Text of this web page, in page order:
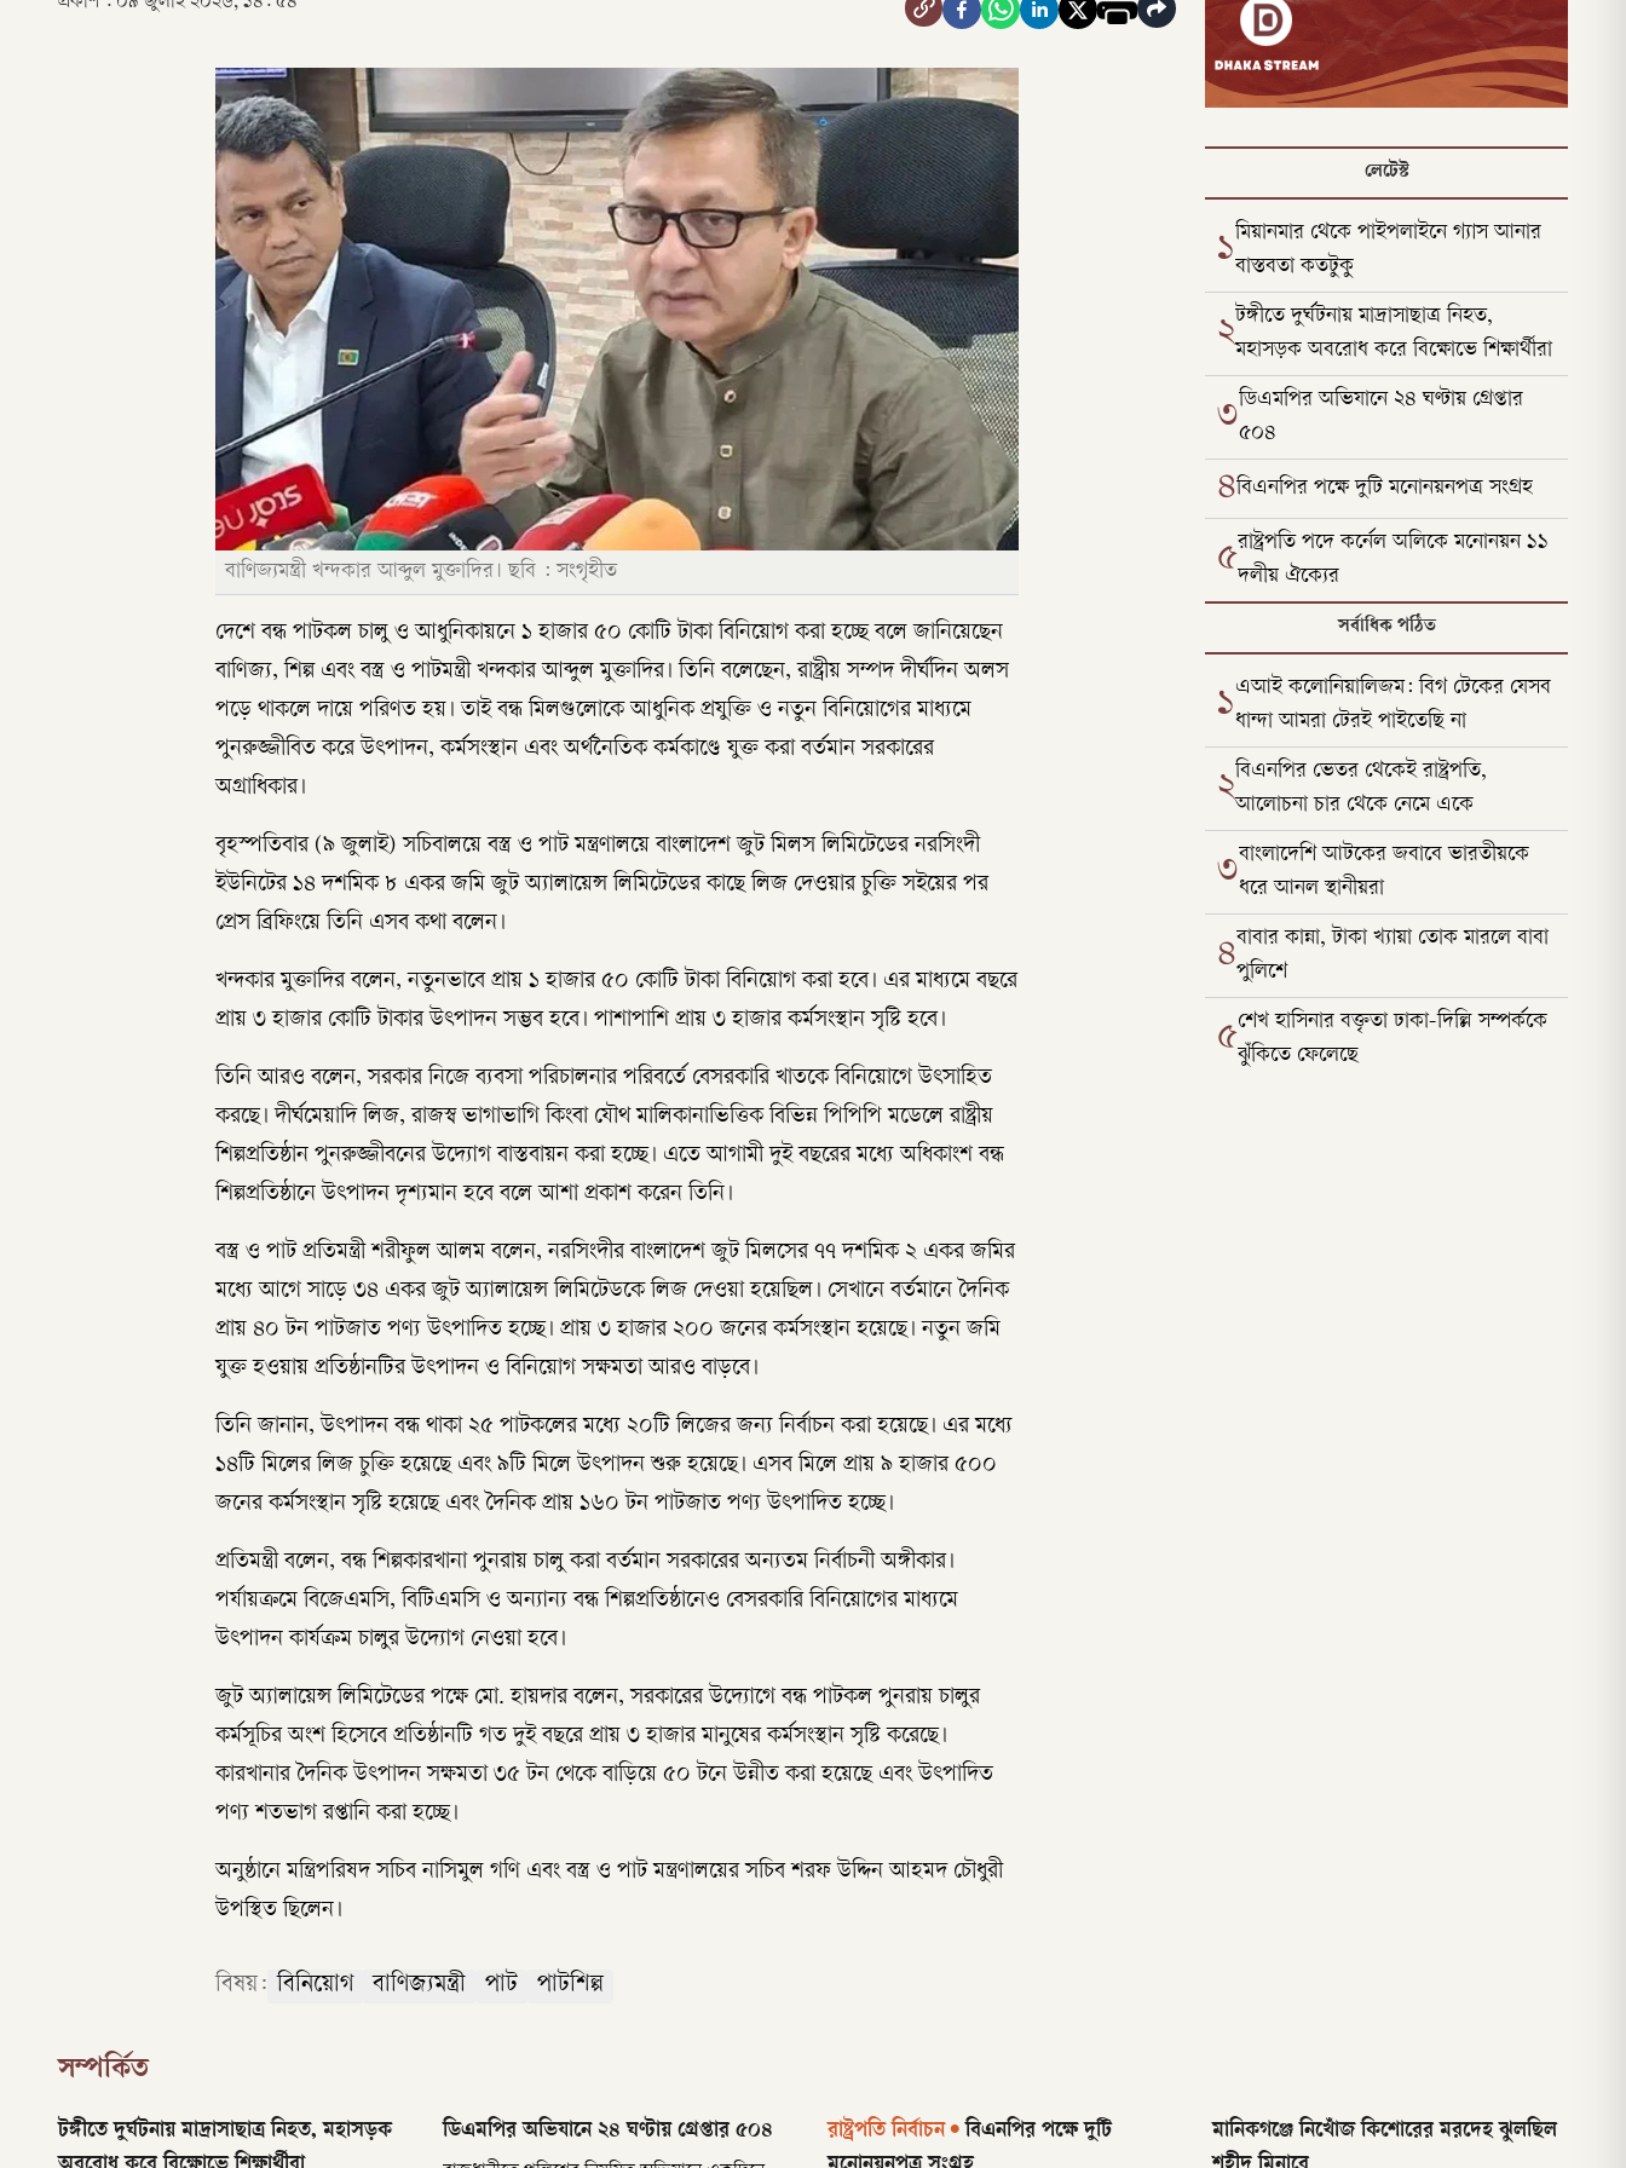
বাণিজ্যমন্ত্রী খন্দকার আব্দুল মুক্তাদির। ছবি : সংগৃহীত
দেশে বন্ধ পাটকল চালু ও আধুনিকায়নে ১ হাজার ৫০ কোটি টাকা বিনিয়োগ করা হচ্ছে বলে জানিয়েছেন
বাণিজ্য, শিল্প এবং বস্ত্র ও পাটমন্ত্রী খন্দকার আব্দুল মুক্তাদির। তিনি বলেছেন, রাষ্ট্রীয় সম্পদ দীর্ঘদিন অলস
পড়ে থাকলে দায়ে পরিণত হয়। তাই বন্ধ মিলগুলোকে আধুনিক প্রযুক্তি ও নতুন বিনিয়োগের মাধ্যমে
পুনরুজ্জীবিত করে উৎপাদন, কর্মসংস্থান এবং অর্থনৈতিক কর্মকাণ্ডে যুক্ত করা বর্তমান সরকারের
অগ্রাধিকার।
বৃহস্পতিবার (৯ জুলাই) সচিবালয়ে বস্ত্র ও পাট মন্ত্রণালয়ে বাংলাদেশ জুট মিলস লিমিটেডের নরসিংদী
ইউনিটের ১৪ দশমিক ৮ একর জমি জুট অ্যালায়েন্স লিমিটেডের কাছে লিজ দেওয়ার চুক্তি সইয়ের পর
প্রেস ব্রিফিংয়ে তিনি এসব কথা বলেন।
খন্দকার মুক্তাদির বলেন, নতুনভাবে প্রায় ১ হাজার ৫০ কোটি টাকা বিনিয়োগ করা হবে। এর মাধ্যমে বছরে
প্রায় ৩ হাজার কোটি টাকার উৎপাদন সম্ভব হবে। পাশাপাশি প্রায় ৩ হাজার কর্মসংস্থান সৃষ্টি হবে।
তিনি আরও বলেন, সরকার নিজে ব্যবসা পরিচালনার পরিবর্তে বেসরকারি খাতকে বিনিয়োগে উৎসাহিত
করছে। দীর্ঘমেয়াদি লিজ, রাজস্ব ভাগাভাগি কিংবা যৌথ মালিকানাভিত্তিক বিভিন্ন পিপিপি মডেলে রাষ্ট্রীয়
শিল্পপ্রতিষ্ঠান পুনরুজ্জীবনের উদ্যোগ বাস্তবায়ন করা হচ্ছে। এতে আগামী দুই বছরের মধ্যে অধিকাংশ বন্ধ
শিল্পপ্রতিষ্ঠানে উৎপাদন দৃশ্যমান হবে বলে আশা প্রকাশ করেন তিনি।
বস্ত্র ও পাট প্রতিমন্ত্রী শরীফুল আলম বলেন, নরসিংদীর বাংলাদেশ জুট মিলসের ৭৭ দশমিক ২ একর জমির
মধ্যে আগে সাড়ে ৩৪ একর জুট অ্যালায়েন্স লিমিটেডকে লিজ দেওয়া হয়েছিল। সেখানে বর্তমানে দৈনিক
প্রায় ৪০ টন পাটজাত পণ্য উৎপাদিত হচ্ছে। প্রায় ৩ হাজার ২০০ জনের কর্মসংস্থান হয়েছে। নতুন জমি
যুক্ত হওয়ায় প্রতিষ্ঠানটির উৎপাদন ও বিনিয়োগ সক্ষমতা আরও বাড়বে।
তিনি জানান, উৎপাদন বন্ধ থাকা ২৫ পাটকলের মধ্যে ২০টি লিজের জন্য নির্বাচন করা হয়েছে। এর মধ্যে
১৪টি মিলের লিজ চুক্তি হয়েছে এবং ৯টি মিলে উৎপাদন শুরু হয়েছে। এসব মিলে প্রায় ৯ হাজার ৫০০
জনের কর্মসংস্থান সৃষ্টি হয়েছে এবং দৈনিক প্রায় ১৬০ টন পাটজাত পণ্য উৎপাদিত হচ্ছে।
প্রতিমন্ত্রী বলেন, বন্ধ শিল্পকারখানা পুনরায় চালু করা বর্তমান সরকারের অন্যতম নির্বাচনী অঙ্গীকার।
পর্যায়ক্রমে বিজেএমসি, বিটিএমসি ও অন্যান্য বন্ধ শিল্পপ্রতিষ্ঠানেও বেসরকারি বিনিয়োগের মাধ্যমে
উৎপাদন কার্যক্রম চালুর উদ্যোগ নেওয়া হবে।
জুট অ্যালায়েন্স লিমিটেডের পক্ষে মো. হায়দার বলেন, সরকারের উদ্যোগে বন্ধ পাটকল পুনরায় চালুর
কর্মসূচির অংশ হিসেবে প্রতিষ্ঠানটি গত দুই বছরে প্রায় ৩ হাজার মানুষের কর্মসংস্থান সৃষ্টি করেছে।
কারখানার দৈনিক উৎপাদন সক্ষমতা ৩৫ টন থেকে বাড়িয়ে ৫০ টনে উন্নীত করা হয়েছে এবং উৎপাদিত
পণ্য শতভাগ রপ্তানি করা হচ্ছে।
অনুষ্ঠানে মন্ত্রিপরিষদ সচিব নাসিমুল গণি এবং বস্ত্র ও পাট মন্ত্রণালয়ের সচিব শরফ উদ্দিন আহমদ চৌধুরী
উপস্থিত ছিলেন।
বিষয়: বিনিয়োগ বাণিজ্যমন্ত্রী পাট পাটশিল্প
লেটেস্ট
১মিয়ানমার থেকে পাইপলাইনে গ্যাস আনার
বাস্তবতা কতটুকু
২টঙ্গীতে দুর্ঘটনায় মাদ্রাসাছাত্র নিহত,
মহাসড়ক অবরোধ করে বিক্ষোভে শিক্ষার্থীরা
৩ডিএমপির অভিযানে ২৪ ঘণ্টায় গ্রেপ্তার
৫০৪
৪বিএনপির পক্ষে দুটি মনোনয়নপত্র সংগ্রহ
৫রাষ্ট্রপতি পদে কর্নেল অলিকে মনোনয়ন ১১
দলীয় ঐক্যের
সর্বাধিক পঠিত
১এআই কলোনিয়ালিজম: বিগ টেকের যেসব
ধান্দা আমরা টেরই পাইতেছি না
২বিএনপির ভেতর থেকেই রাষ্ট্রপতি,
আলোচনা চার থেকে নেমে একে
৩বাংলাদেশি আটকের জবাবে ভারতীয়কে
ধরে আনল স্থানীয়রা
৪বাবার কান্না, টাকা খ্যায়া তোক মারলে বাবা
পুলিশে
৫শেখ হাসিনার বক্তৃতা ঢাকা-দিল্লি সম্পর্ককে
ঝুঁকিতে ফেলেছে
সম্পর্কিত
টঙ্গীতে দুর্ঘটনায় মাদ্রাসাছাত্র নিহত, মহাসড়ক
ডিএমপির অভিযানে ২৪ ঘণ্টায় গ্রেপ্তার ৫০৪ রাষ্ট্রপতি নির্বাচন • বিএনপির পক্ষে দুটি
মানিকগঞ্জে নিখোঁজ কিশোরের মরদেহ ঝুলছিল